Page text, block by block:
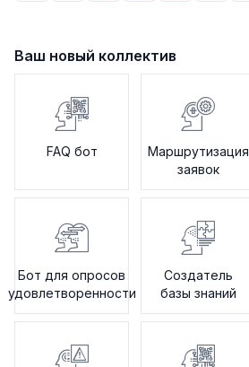
Ваш новый коллектив
FAQ бот
Маршрутизация
заявок
Бот для опросов
удовлетворенности
Создатель
базы знаний